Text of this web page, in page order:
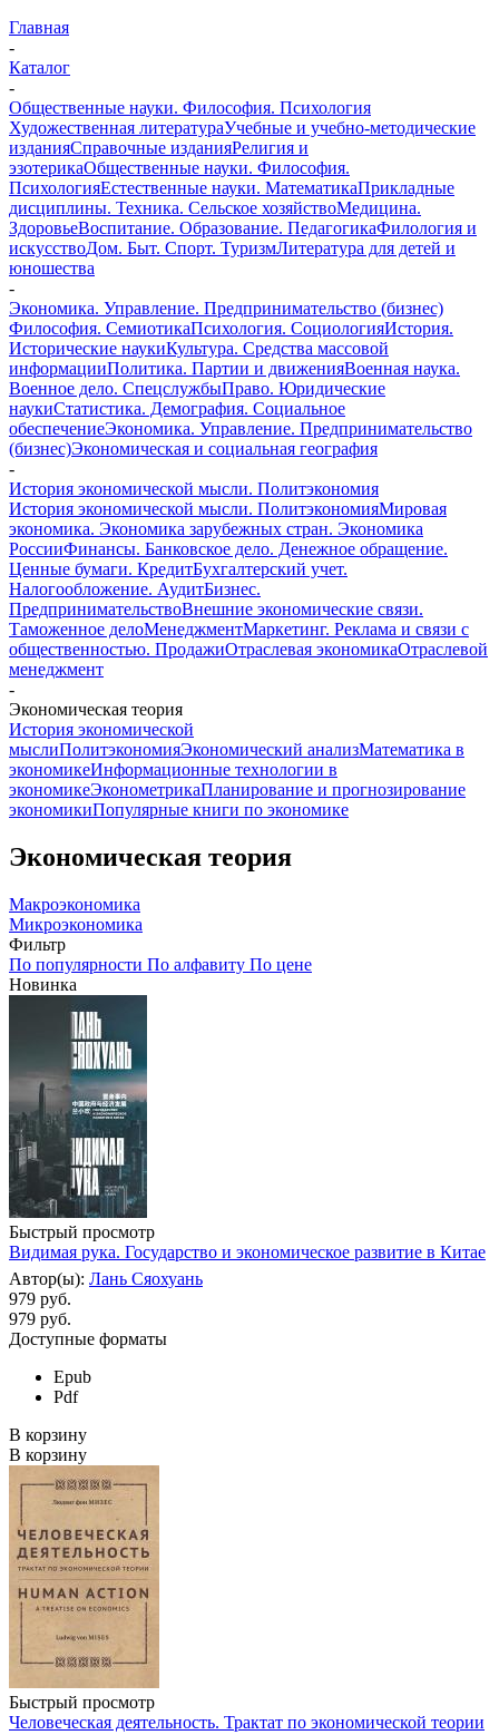
Главная
-
Каталог
-
Общественные науки. Философия. Психология
Художественная литератураУчебные и учебно-методические
изданияСправочные изданияРелигия и
эзотерикаОбщественные науки. Философия.
ПсихологияЕстественные науки. МатематикаПрикладные
дисциплины. Техника. Сельское хозяйствоМедицина.
ЗдоровьеВоспитание. Образование. ПедагогикаФилология и
искусствоДом. Быт. Спорт. ТуризмЛитература для детей и
юношества
-
Экономика. Управление. Предпринимательство (бизнес)
Философия. СемиотикаПсихология. СоциологияИстория.
Исторические наукиКультура. Средства массовой
информацииПолитика. Партии и движенияВоенная наука.
Военное дело. СпецслужбыПраво. Юридические
наукиСтатистика. Демография. Социальное
обеспечениеЭкономика. Управление. Предпринимательство
(бизнес)Экономическая и социальная география
-
История экономической мысли. Политэкономия
История экономической мысли. ПолитэкономияМировая
экономика. Экономика зарубежных стран. Экономика
РоссииФинансы. Банковское дело. Денежное обращение.
Ценные бумаги. КредитБухгалтерский учет.
Налогообложение. АудитБизнес.
ПредпринимательствоВнешние экономические связи.
Таможенное делоМенеджментМаркетинг. Реклама и связи с
общественностью. ПродажиОтраслевая экономикаОтраслевой
менеджмент
-
Экономическая теория
История экономической
мыслиПолитэкономияЭкономический анализМатематика в
экономикеИнформационные технологии в
экономикеЭконометрикаПланирование и прогнозирование
экономикиПопулярные книги по экономике
Экономическая теория
Макроэкономика
Микроэкономика
Фильтр
По популярности По алфавиту По цене
Новинка
Быстрый просмотр
Видимая рука. Государство и экономическое развитие в Китае
Автор(ы): Лань Сяохуань
979 руб.
979 руб.
Доступные форматы
Epub
Pdf
В корзину
В корзину
Быстрый просмотр
Человеческая деятельность. Трактат по экономической теории